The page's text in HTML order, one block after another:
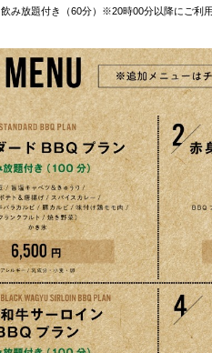
飲み放題付き（60分）※20時00分以降にご